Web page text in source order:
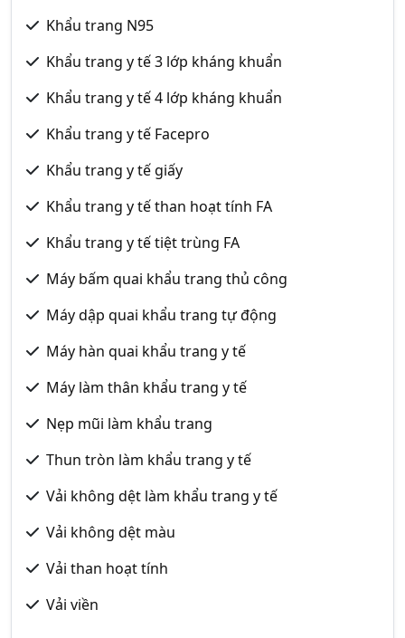
Khẩu trang N95
Khẩu trang y tế 3 lớp kháng khuẩn
Khẩu trang y tế 4 lớp kháng khuẩn
Khẩu trang y tế Facepro
Khẩu trang y tế giấy
Khẩu trang y tế than hoạt tính FA
Khẩu trang y tế tiệt trùng FA
Máy bấm quai khẩu trang thủ công
Máy dập quai khẩu trang tự động
Máy hàn quai khẩu trang y tế
Máy làm thân khẩu trang y tế
Nẹp mũi làm khẩu trang
Thun tròn làm khẩu trang y tế
Vải không dệt làm khẩu trang y tế
Vải không dệt màu
Vải than hoạt tính
Vải viền